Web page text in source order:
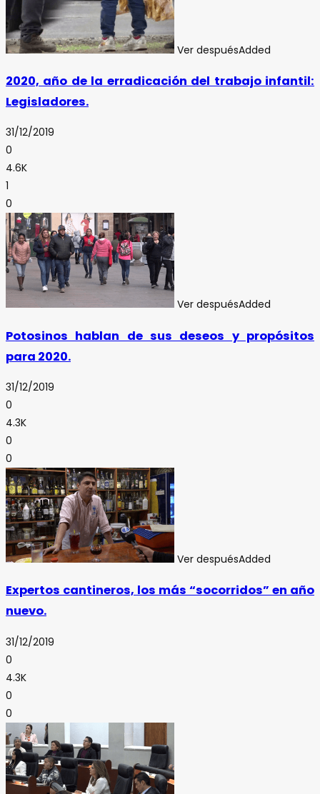
Ver despuésAdded
2020, año de la erradicación del trabajo infantil:
Legisladores.
31/12/2019
0
4.6K
1
0
Ver despuésAdded
Potosinos hablan de sus deseos y propósitos
para 2020.
31/12/2019
0
4.3K
0
0
Ver despuésAdded
Expertos cantineros, los más “socorridos” en año
nuevo.
31/12/2019
0
4.3K
0
0